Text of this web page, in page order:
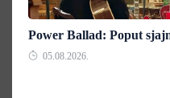
Power Ballad: Poput
05.08.2026.